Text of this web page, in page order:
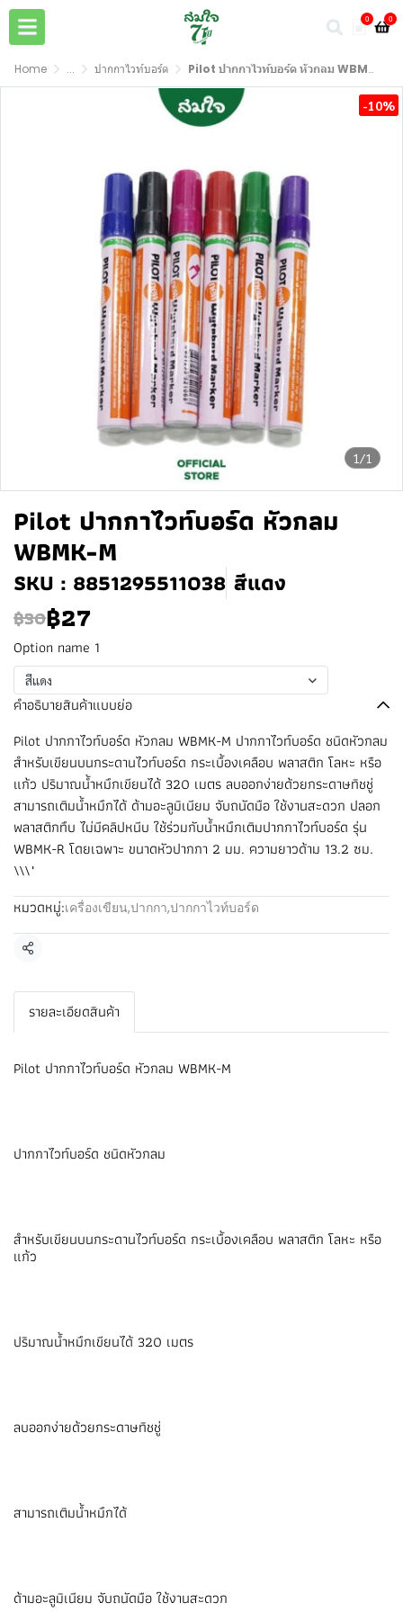
0 0
Home ... ปากกาไวท์บอร์ด Pilot ปากกาไวท์บอร์ด หัวกลม WBMK-M
1/1
-10%
Pilot ปากกาไวท์บอร์ด หัวกลม
WBMK-M
SKU : 8851295511038 สีแดง
฿30฿27
Option name 1
สีแดง
คำอธิบายสินค้าแบบย่อ
Pilot ปากกาไวท์บอร์ด หัวกลม WBMK-M ปากกาไวท์บอร์ด ชนิดหัวกลม
สำหรับเขียนบนกระดานไวท์บอร์ด กระเบื้องเคลือบ พลาสติก โลหะ หรือ
แก้ว ปริมาณน้ำหมึกเขียนได้ 320 เมตร ลบออกง่ายด้วยกระดาษทิชชู่
สามารถเติมน้ำหมึกได้ ด้ามอะลูมิเนียม จับถนัดมือ ใช้งานสะดวก ปลอก
พลาสติกทึบ ไม่มีคลิปหนีบ ใช้ร่วมกับน้ำหมึกเติมปากกาไวท์บอร์ด รุ่น
WBMK-R โดยเฉพาะ ขนาดหัวปากกา 2 มม. ความยาวด้าม 13.2 ซม.
\\\"
หมวดหมู่:เครื่องเขียน,ปากกา,ปากกาไวท์บอร์ด
แชร์
รายละเอียดสินค้า
Pilot ปากกาไวท์บอร์ด หัวกลม WBMK-M
ปากกาไวท์บอร์ด ชนิดหัวกลม
สำหรับเขียนบนกระดานไวท์บอร์ด กระเบื้องเคลือบ พลาสติก โลหะ หรือ
แก้ว
ปริมาณน้ำหมึกเขียนได้ 320 เมตร
ลบออกง่ายด้วยกระดาษทิชชู่
สามารถเติมน้ำหมึกได้
ด้ามอะลูมิเนียม จับถนัดมือ ใช้งานสะดวก